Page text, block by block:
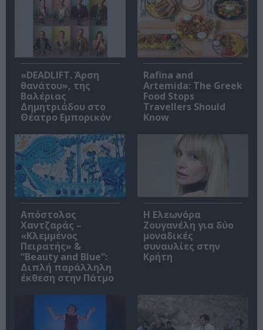
«DEADLIFT. Άρση
θανάτου», της
Βαλέριας
Δημητριάδου στο
Θέατρο Εμπορικόν
Rafina and
Artemida: The Greek
Food Stops
Travellers Should
Know
Απόστολος
Χαντζαράς –
«Κλεμμένος
Πειρατής» &
“Beauty and Blue”:
Διπλή παράλληλη
έκθεση στην Πάτμο
Η Ελεωνόρα
Ζουγανέλη για δύο
μοναδικές
συναυλίες στην
Κρήτη